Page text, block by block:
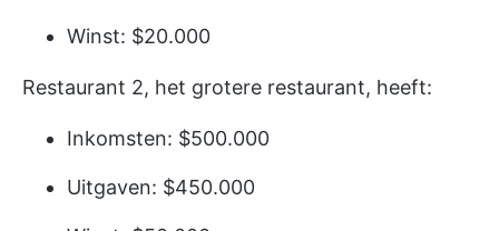
Winst: $20.000
Restaurant 2, het grotere restaurant, heeft:
Inkomsten: $500.000
Uitgaven: $450.000